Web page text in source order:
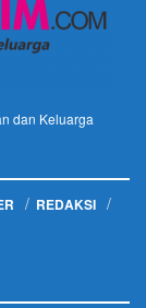
dan Keluarga
REDAKSI